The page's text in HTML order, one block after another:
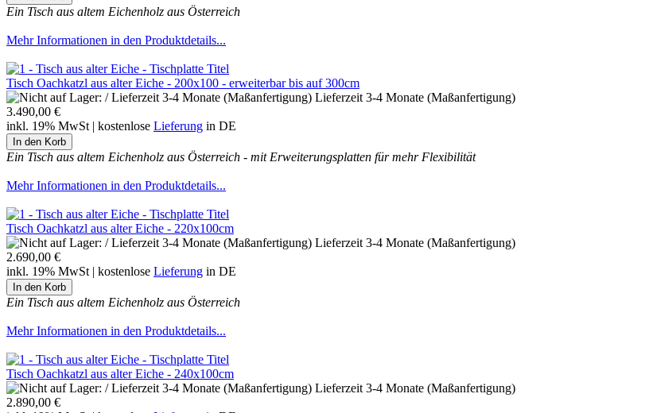
Ein Tisch aus altem Eichenholz aus Österreich
Mehr Informationen in den Produktdetails...
Tisch Oachkatzl aus alter Eiche - 200x100 - erweiterbar bis auf 300cm
Lieferzeit 3-4 Monate (Maßanfertigung)
3.490,00 €
inkl. 19% MwSt | kostenlose Lieferung in DE
Ein Tisch aus altem Eichenholz aus Österreich - mit Erweiterungsplatten für mehr Flexibilität
Mehr Informationen in den Produktdetails...
Tisch Oachkatzl aus alter Eiche - 220x100cm
Lieferzeit 3-4 Monate (Maßanfertigung)
2.690,00 €
inkl. 19% MwSt | kostenlose Lieferung in DE
Ein Tisch aus altem Eichenholz aus Österreich
Mehr Informationen in den Produktdetails...
Tisch Oachkatzl aus alter Eiche - 240x100cm
Lieferzeit 3-4 Monate (Maßanfertigung)
2.890,00 €